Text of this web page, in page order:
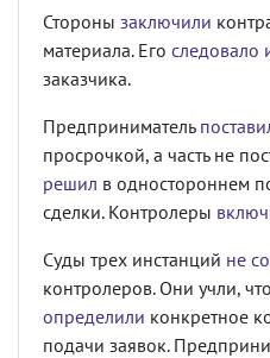
Стороны заключили
материала. Его следовало
заказчика.
Предприниматель
просрочкой, а часть не
решил в одностороннем
сделки. Контролеры
Суды трех инстанций не
контролеров. Они учли,
определили конкретное
подачи заявок.